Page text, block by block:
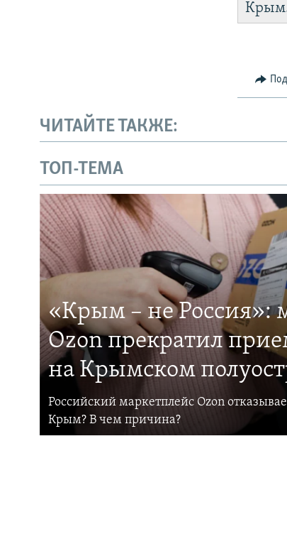
ЧИТАЙТЕ ТАКЖЕ:
ТОП-ТЕМА
«Крым – не Россия»:
Ozon прекратил
на Крымском
Российский маркетплейс Ozon
Крым? В чем причина?